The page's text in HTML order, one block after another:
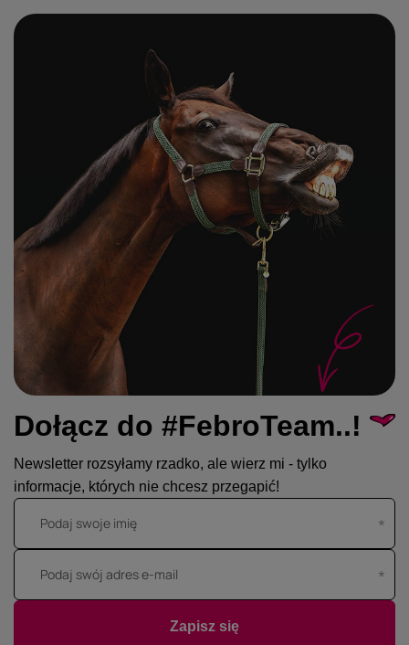
Dołącz do #FebroTeam..!
Newsletter rozsyłamy rzadko, ale wierz mi - tylko
informacje, których nie chcesz przegapić!
Podaj swoje imię
Podaj swój adres e-mail
Zapisz się